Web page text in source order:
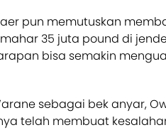
pun memutuskan
35 juta pound di
bisa semakin
sebagai bek anyar,
telah membuat